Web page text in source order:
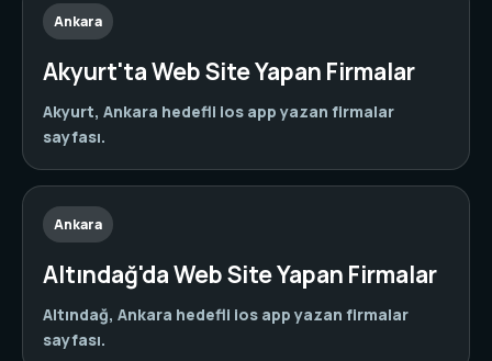
Ankara
Akyurt'ta Web Site Yapan Firmalar
Akyurt, Ankara hedefli ios app yazan firmalar
sayfası.
Ankara
Altındağ'da Web Site Yapan Firmalar
Altındağ, Ankara hedefli ios app yazan firmalar
sayfası.